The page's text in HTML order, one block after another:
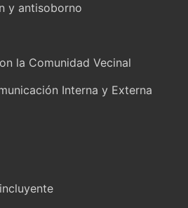
y antisoborno
la Comunidad Vecinal
Interna y Externa